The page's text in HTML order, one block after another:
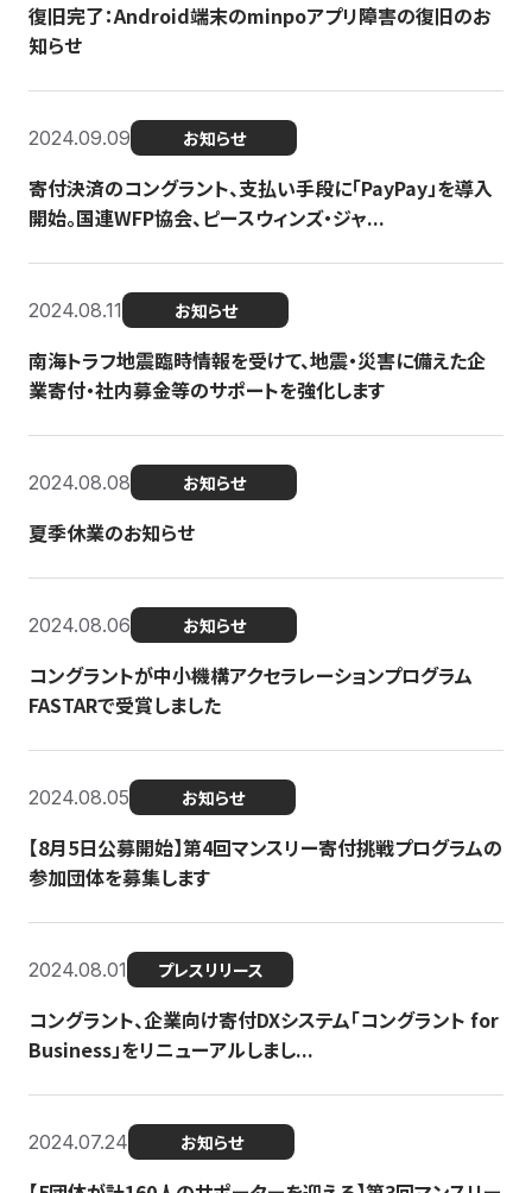
復旧完了：Android端末のminpoアプリ障害の復旧のお
知らせ
2024.09.09 お知らせ
寄付決済のコングラント、支払い手段に「PayPay」を導入
開始。国連WFP協会、ピースウィンズ・ジャ...
2024.08.11 お知らせ
南海トラフ地震臨時情報を受けて、地震・災害に備えた企
業寄付・社内募金等のサポートを強化します
2024.08.08 お知らせ
夏季休業のお知らせ
2024.08.06 お知らせ
コングラントが中小機構アクセラレーションプログラム
FASTARで受賞しました
2024.08.05 お知らせ
【8月5日公募開始】第4回マンスリー寄付挑戦プログラムの
参加団体を募集します
2024.08.01 プレスリリース
コングラント、企業向け寄付DXシステム「コングラント for
Business」をリニューアルしまし...
2024.07.24 お知らせ